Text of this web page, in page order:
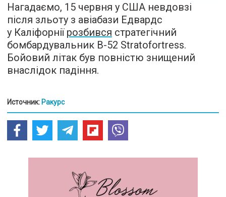
Нагадаємо, 15 червня у США невдовзі
після зльоту з авіабази Едвардс
у Каліфорнії розбився стратегічний
бомбардувальник B-52 Stratofortress.
Бойовий літак був повністю знищений
внаслідок падіння.
Источник: Ракурс